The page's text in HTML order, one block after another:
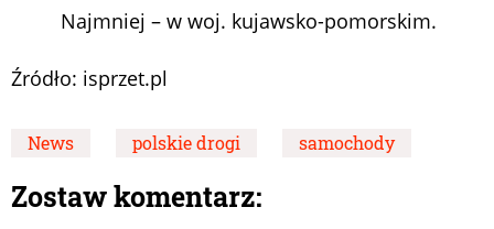
Najmniej – w woj. kujawsko-pomorskim.
Źródło: isprzet.pl
News polskie drogi samochody
Zostaw komentarz: